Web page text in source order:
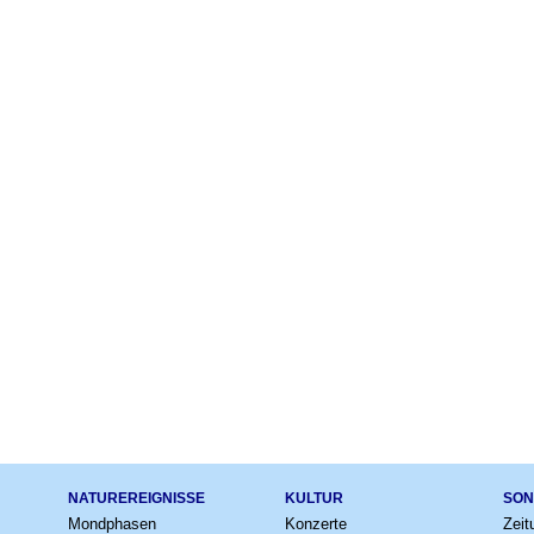
NATUREREIGNISSE
Mondphasen
KULTUR
Konzerte